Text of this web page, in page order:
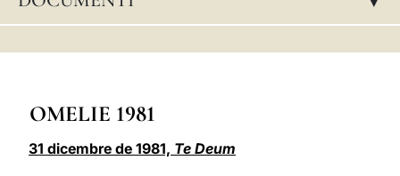
OMELIE 1981
31 dicembre de 1981, Te Deum